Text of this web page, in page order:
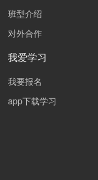
班型介绍
对外合作
我爱学习
我要报名
app下载学习